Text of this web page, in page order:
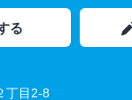
る
丁目2-8